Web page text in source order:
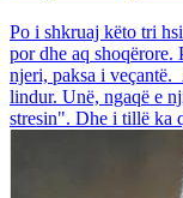
Po i shkruaj këto tri
por dhe aq
njeri, paksa i
lindur. Unë, ngaqë e
stresin". Dhe i tillë ka